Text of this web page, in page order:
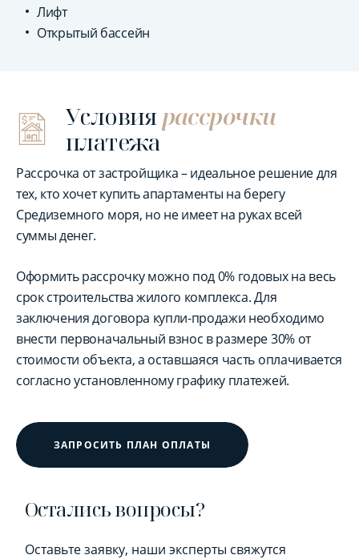
Лифт
Открытый бассейн
Условиярассрочки
платежа
Рассрочка от застройщика – идеальное решение для
тех, кто хочет купить апартаменты на берегу
Средиземного моря, но не имеет на руках всей
суммы денег.
Оформить рассрочку можно под 0% годовых на весь
срок строительства жилого комплекса. Для
заключения договора купли-продажи необходимо
внести первоначальный взнос в размере 30% от
стоимости объекта, а оставшаяся часть оплачивается
согласно установленному графику платежей.
ЗАПРОСИТЬ ПЛАН ОПЛАТЫ
Остались вопросы?
Оставьте заявку, наши эксперты свяжутся